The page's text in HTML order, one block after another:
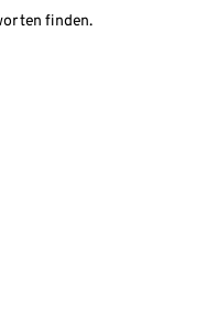
finden.